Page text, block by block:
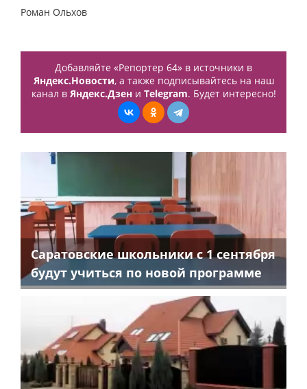
Роман Ольхов
Добавляйте «Репортер 64» в источники в
Яндекс.Новости, а также подписывайтесь на наш
канал в Яндекс.Дзени Telegram. Будет интересно!
Саратовские школьники с 1 сентября
будут учиться по новой программе